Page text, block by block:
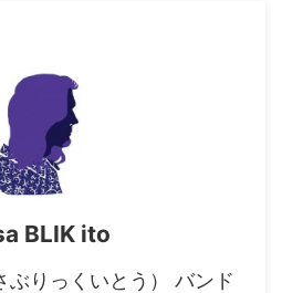
BLIK ito
りっくいとう） バンド